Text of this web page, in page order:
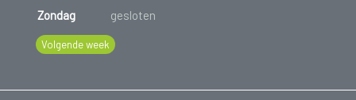
Zondag
gesloten
Volgende week